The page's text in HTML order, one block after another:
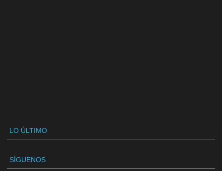
LO ÚLTIMO
SÍGUENOS